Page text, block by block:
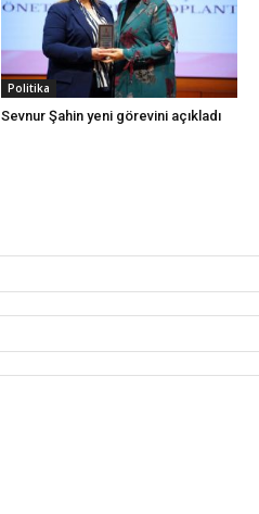
Politika
Sevnur Şahin yeni görevini açıkladı